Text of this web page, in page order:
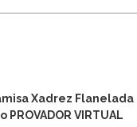
Xadrez
PROVADOR VIRTUAL